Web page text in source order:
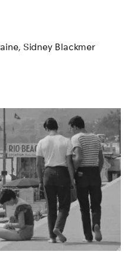
Sidney Blackmer